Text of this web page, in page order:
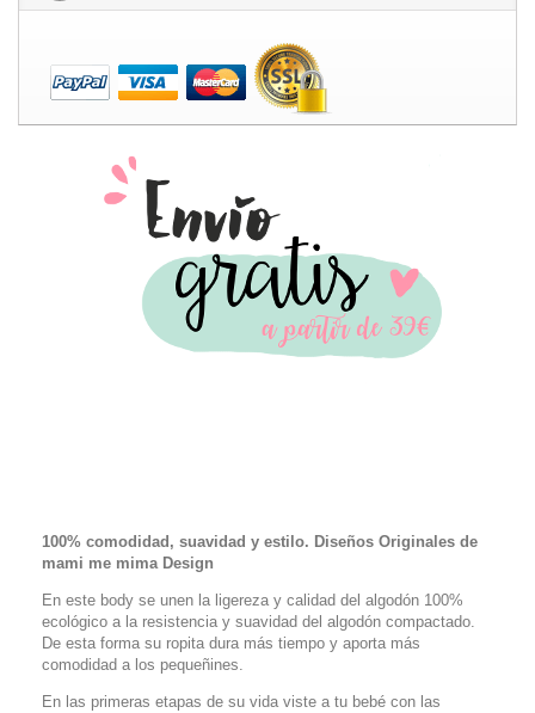
100% comodidad, suavidad y estilo. Diseños Originales de
mami me mima Design
En este body se unen la ligereza y calidad del algodón 100%
ecológico a la resistencia y suavidad del algodón compactado.
De esta forma su ropita dura más tiempo y aporta más
comodidad a los pequeñines.
En las primeras etapas de su vida viste a tu bebé con las